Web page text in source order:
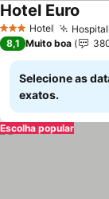
3 EstrelasHotel
Hotel Euro
8,1 Muito boa
Selecione as
exatos.
Escolha popular